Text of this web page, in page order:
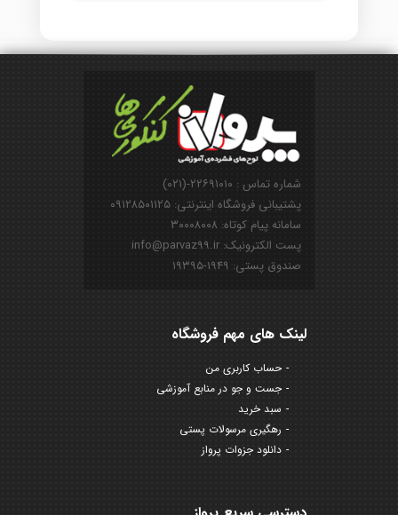
شماره تماس : ۲۲۶۹۱۰۱۰-(۰۲۱)
پشتیبانی فروشگاه اینترنتی: ۰۹۱۲۸۵۰۱۱۲۵
سامانه پیام کوتاه: ۳۰۰۰۸۰۰۸
پست الکترونیک: info@parvaz99.ir
صندوق پستی: ۱۹۴۹-۱۹۳۹۵
لینک های مهم فروشگاه
حساب کاربری من
جست و جو در منابع آموزشی
سبد خرید
رهگیری مرسولات پستی
دانلود جزوات پرواز